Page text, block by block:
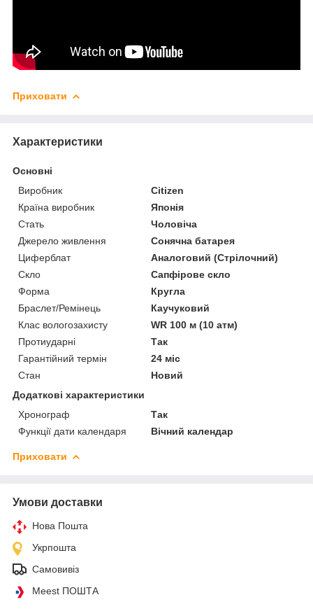
Приховати
Характеристики
Основні
Виробник
Citizen
Країна виробник
Японія
Стать
Чоловіча
Джерело живлення
Сонячна батарея
Циферблат
Аналоговий (Стрілочний)
Скло
Сапфірове скло
Форма
Кругла
Браслет/Ремінець
Каучуковий
Клас вологозахисту
WR 100 м (10 атм)
Протиударні
Так
Гарантійний термін
24 міс
Стан
Новий
Додаткові характеристики
Хронограф
Так
Функції дати календаря
Вічний календар
Приховати
Умови доставки
Нова Пошта
Укрпошта
Самовивіз
Meest ПОШТА